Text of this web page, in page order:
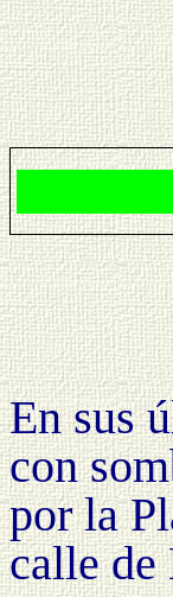
En sus
con
porla
calle de